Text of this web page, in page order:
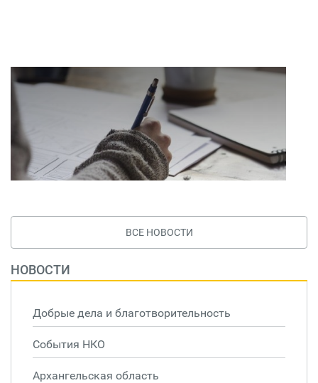
ВСЕ НОВОСТИ
НОВОСТИ
Добрые дела и благотворительность
События НКО
Архангельская область